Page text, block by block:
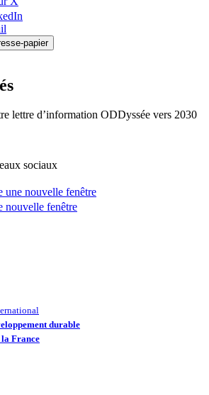
papier
lettre d’information ODDyssée vers 2030
sociaux
une nouvelle fenêtre
nouvelle fenêtre
durable
la France